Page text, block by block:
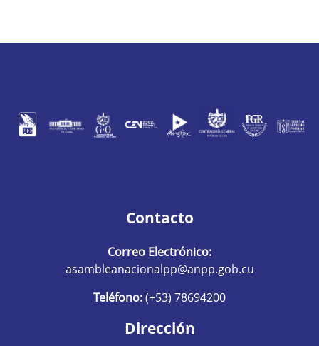
Contacto
Correo Electrónico:
asambleanacionalpp@anpp.gob.cu
Teléfono:(+53) 78694200
Dirección